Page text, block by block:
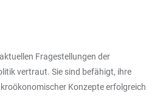
Fragestellungen der
vertraut. Sie sind befähigt, ihre
Konzepte erfolgreich